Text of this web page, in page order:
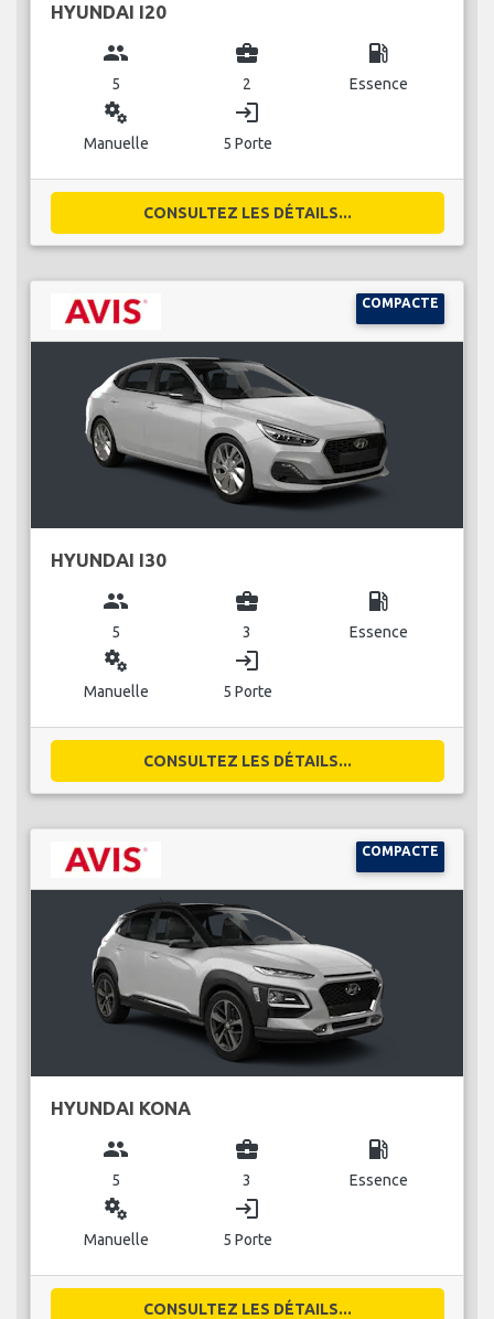
HYUNDAI I20
group
5
business_center
2
local_gas_station
Essence
miscellaneous_services
Manuelle
login
5 Porte
CONSULTEZ LES DÉTAILS...
COMPACTE
HYUNDAI I30
group
5
business_center
3
local_gas_station
Essence
miscellaneous_services
Manuelle
login
5 Porte
CONSULTEZ LES DÉTAILS...
COMPACTE
HYUNDAI KONA
group
5
business_center
3
local_gas_station
Essence
miscellaneous_services
Manuelle
login
5 Porte
CONSULTEZ LES DÉTAILS...